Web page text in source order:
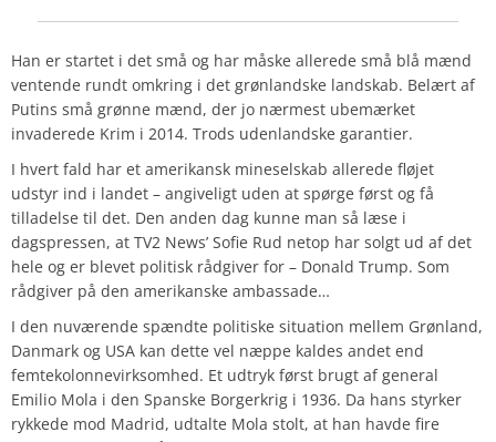
Han er startet i det små og har måske allerede små blå mænd
ventende rundt omkring i det grønlandske landskab. Belært af
Putins små grønne mænd, der jo nærmest ubemærket
invaderede Krim i 2014. Trods udenlandske garantier.
I hvert fald har et amerikansk mineselskab allerede fløjet
udstyr ind i landet – angiveligt uden at spørge først og få
tilladelse til det. Den anden dag kunne man så læse i
dagspressen, at TV2 News’ Sofie Rud netop har solgt ud af det
hele og er blevet politisk rådgiver for – Donald Trump. Som
rådgiver på den amerikanske ambassade…
I den nuværende spændte politiske situation mellem Grønland,
Danmark og USA kan dette vel næppe kaldes andet end
femtekolonnevirksomhed. Et udtryk først brugt af general
Emilio Mola i den Spanske Borgerkrig i 1936. Da hans styrker
rykkede mod Madrid, udtalte Mola stolt, at han havde fire